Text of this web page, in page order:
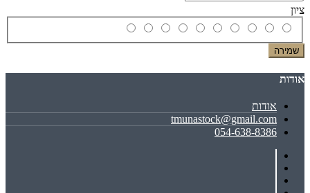
ציון
שמירה
אודות
אודות
tmunastock@gmail.com
054-638-8386